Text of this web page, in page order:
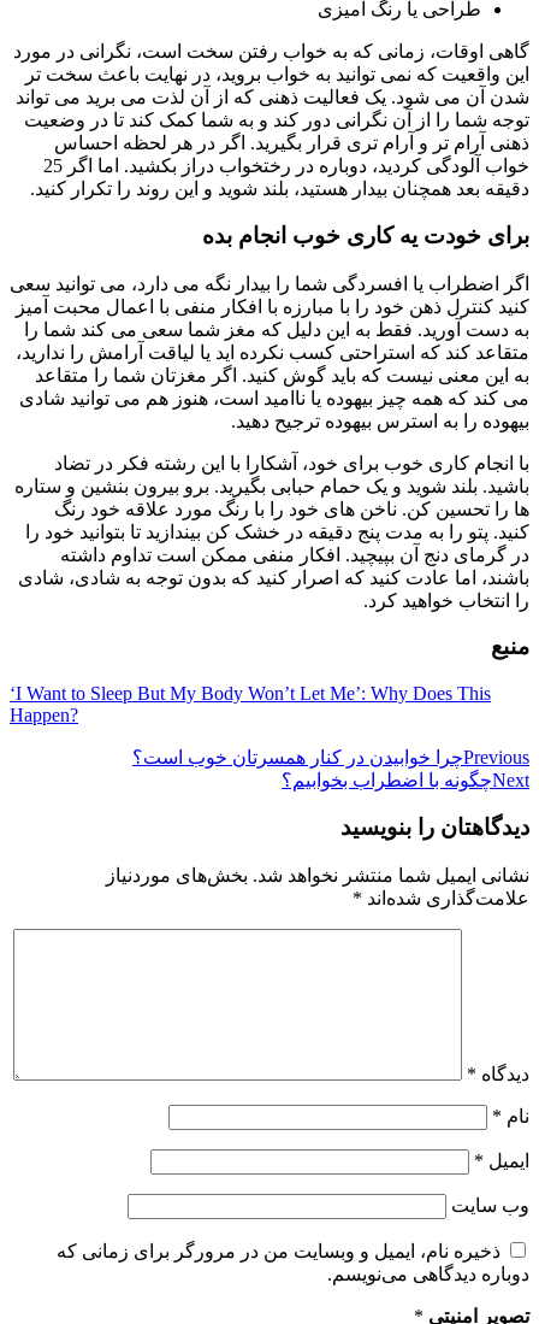
طراحی یا رنگ آمیزی
گاهی اوقات، زمانی که به خواب رفتن سخت است، نگرانی در مورد
این واقعیت که نمی توانید به خواب بروید، در نهایت باعث سخت تر
شدن آن می شود. یک فعالیت ذهنی که از آن لذت می برید می تواند
توجه شما را از آن نگرانی دور کند و به شما کمک کند تا در وضعیت
ذهنی آرام تر و آرام تری قرار بگیرید. اگر در هر لحظه احساس
خواب آلودگی کردید، دوباره در رختخواب دراز بکشید. اما اگر 25
دقیقه بعد همچنان بیدار هستید، بلند شوید و این روند را تکرار کنید.
برای خودت یه کاری خوب انجام بده
اگر اضطراب یا افسردگی شما را بیدار نگه می دارد، می توانید سعی
کنید کنترل ذهن خود را با مبارزه با افکار منفی با اعمال محبت آمیز
به دست آورید. فقط به این دلیل که مغز شما سعی می کند شما را
متقاعد کند که استراحتی کسب نکرده اید یا لیاقت آرامش را ندارید،
به این معنی نیست که باید گوش کنید. اگر مغزتان شما را متقاعد
می کند که همه چیز بیهوده یا ناامید است، هنوز هم می توانید شادی
بیهوده را به استرس بیهوده ترجیح دهید.
با انجام کاری خوب برای خود، آشکارا با این رشته فکر در تضاد
باشید. بلند شوید و یک حمام حبابی بگیرید. برو بیرون بنشین و ستاره
ها را تحسین کن. ناخن های خود را با رنگ مورد علاقه خود رنگ
کنید. پتو را به مدت پنج دقیقه در خشک کن بیندازید تا بتوانید خود را
در گرمای دنج آن بپیچید. افکار منفی ممکن است تداوم داشته
باشند، اما عادت کنید که اصرار کنید که بدون توجه به شادی، شادی
را انتخاب خواهید کرد.
منبع
‘I Want to Sleep But My Body Won’t Let Me’: Why Does This
Happen?
راهبری
نوشته
Previousچرا خوابیدن در کنار همسرتان خوب است؟
Nextچگونه با اضطراب بخوابیم؟
دیدگاهتان را بنویسید
نشانی ایمیل شما منتشر نخواهد شد. بخش‌های موردنیاز
علامت‌گذاری شده‌اند *
دیدگاه *
نام *
ایمیل *
وب‌ سایت
ذخیره نام، ایمیل و وبسایت من در مرورگر برای زمانی که
دوباره دیدگاهی می‌نویسم.
تصویر امنیتی *